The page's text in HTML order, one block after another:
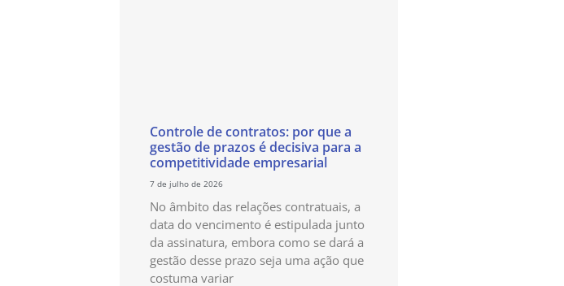
Controle de contratos: por que a
gestão de prazos é decisiva para a
competitividade empresarial
7 de julho de 2026
No âmbito das relações contratuais, a
data do vencimento é estipulada junto
da assinatura, embora como se dará a
gestão desse prazo seja uma ação que
costuma variar